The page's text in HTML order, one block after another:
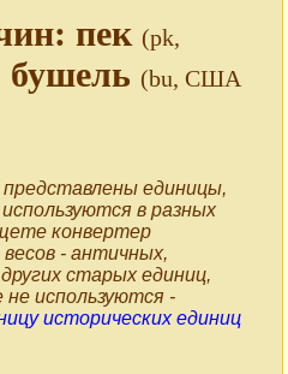
пек (pk,
(bu, США
единицы,
в разных
конвертер
- античных,
старых единиц,
используются -
исторических единиц